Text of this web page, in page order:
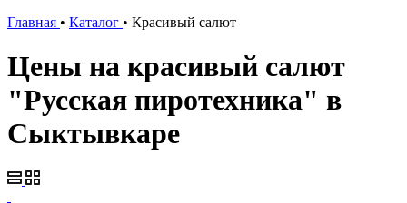
Главная • Каталог • Красивый салют
Цены на красивый салют
"Русская пиротехника" в
Сыктывкаре